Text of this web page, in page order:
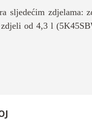
sljedećim
od 4,3 l